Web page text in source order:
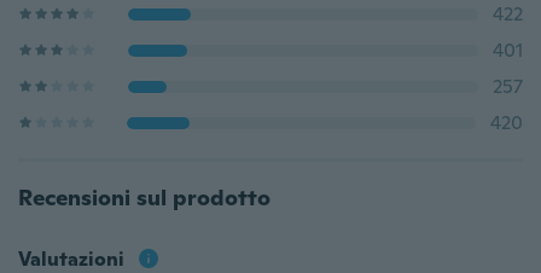
422
401
257
420
Recensioni sul prodotto
Valutazioni